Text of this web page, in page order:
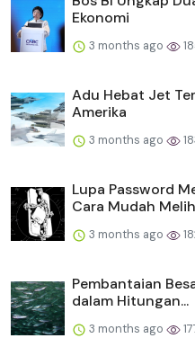
Ekonomi
3 months ago
Adu Hebat Jet
Amerika
3 months ago
Lupa Password
Cara Mudah
3 months ago
Pembantaian
dalam Hitungan...
3 months ago